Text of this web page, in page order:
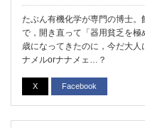
たぶん有機化学が専門の博士
で，開き直って「器用貧乏を
歳になってきたのに，今だ大
ナメルorナナメェ…？
X Facebook